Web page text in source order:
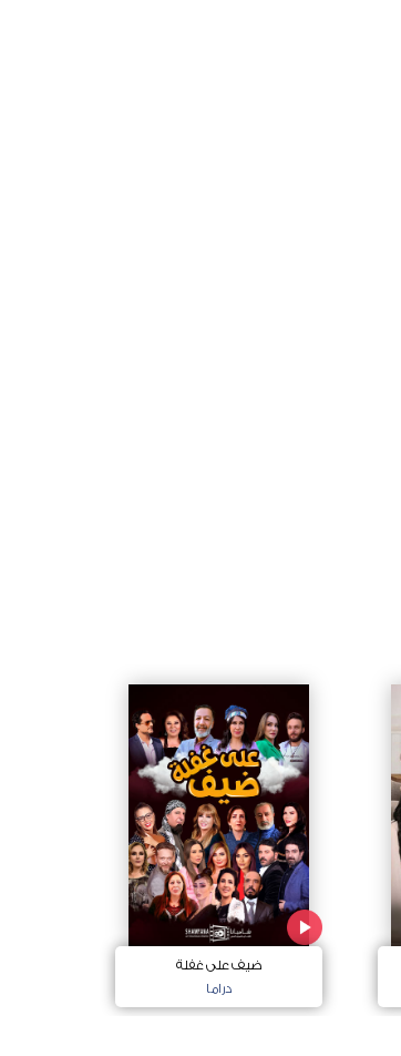
ضيف على غفلة
دراما